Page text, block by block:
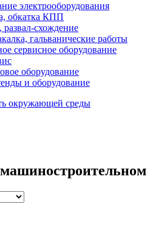
электрооборудования
обкатка КПП
развал-схождение
гальванические работы
сервисное оборудование
оборудование
и оборудование
окружающей среды